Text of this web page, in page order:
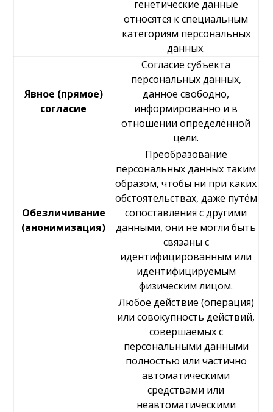
генетические данные
относятся к специальным
категориям персональных
данных.
Явное (прямое)
согласие
Согласие субъекта
персональных данных,
данное свободно,
информированно и в
отношении определённой
цели.
Обезличивание
(анонимизация)
Преобразование
персональных данных таким
образом, чтобы ни при каких
обстоятельствах, даже путём
сопоставления с другими
данными, они не могли быть
связаны с
идентифицированным или
идентифицируемым
физическим лицом.
Любое действие (операция)
или совокупность действий,
совершаемых с
персональными данными
полностью или частично
автоматическими
средствами или
неавтоматическими